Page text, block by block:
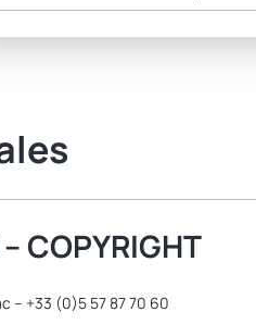
COPYRIGHT
– +33 (0)5 57 87 70 60